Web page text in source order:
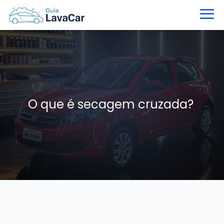
O que é secagem cruzada?